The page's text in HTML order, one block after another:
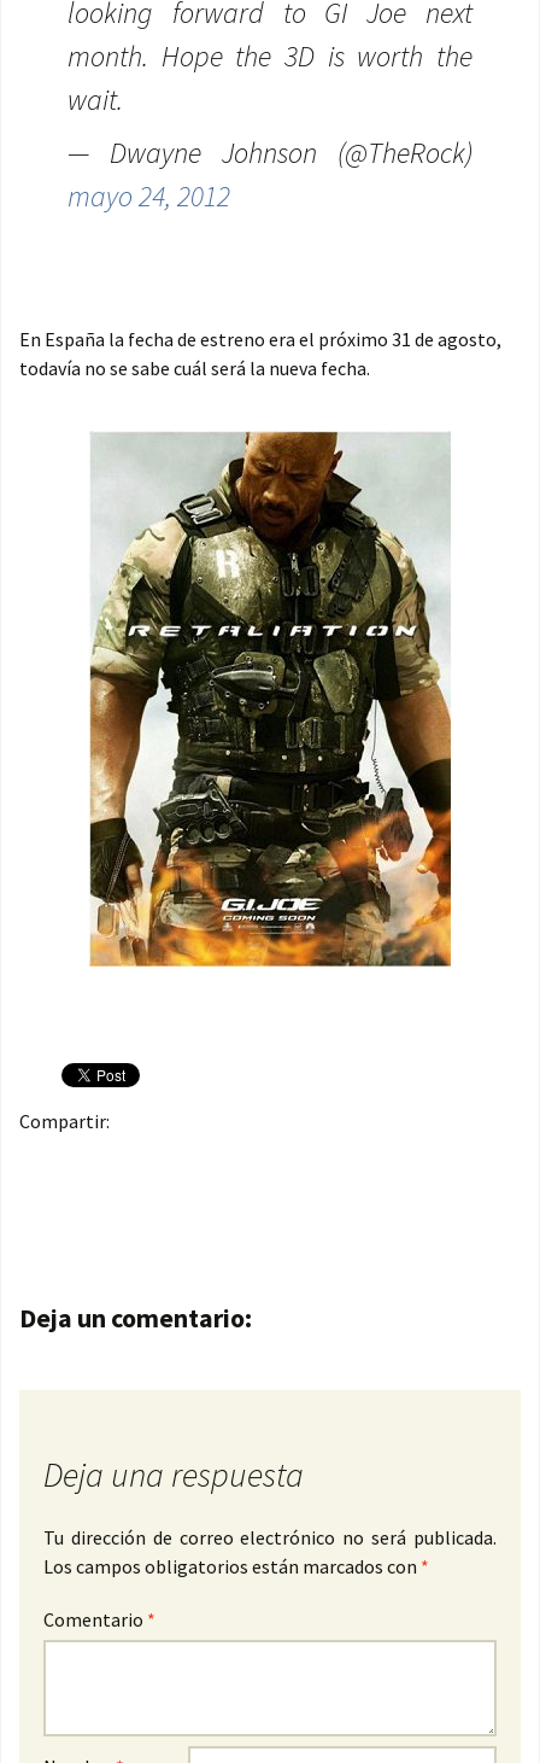
looking forward to GI Joe next
month. Hope the 3D is worth the
wait.
— Dwayne Johnson (@TheRock)
mayo 24, 2012
En España la fecha de estreno era el próximo 31 de agosto,
todavía no se sabe cuál será la nueva fecha.
Compartir:
Navegación de entradas
Deja un comentario:
Deja una respuesta
Tu dirección de correo electrónico no será publicada.
Los campos obligatorios están marcados con *
Comentario *